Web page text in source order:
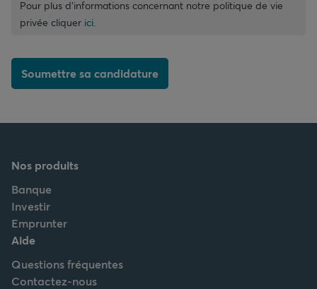
Pour plus d’informations concernant notre politique de vie
privée cliquer ici.
Soumettre sa candidature
Nos produits
Banque
Investir
Emprunter
Aide
Questions fréquentes
Contactez-nous